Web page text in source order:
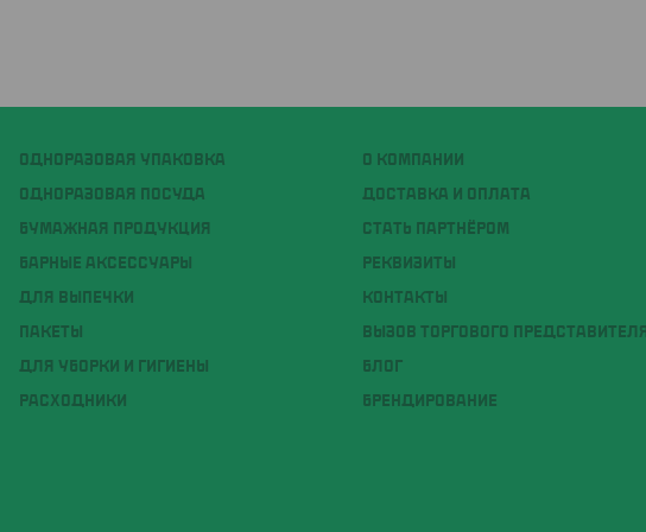
ОДНОРАЗОВАЯ УПАКОВКА
ОДНОРАЗОВАЯ ПОСУДА
БУМАЖНАЯ ПРОДУКЦИЯ
БАРНЫЕ АКСЕССУАРЫ
ДЛЯ ВЫПЕЧКИ
ПАКЕТЫ
ДЛЯ УБОРКИ И ГИГИЕНЫ
РАСХОДНИКИ
О КОМПАНИИ
ДОСТАВКА И ОПЛАТА
СТАТЬ ПАРТНЁРОМ
РЕКВИЗИТЫ
КОНТАКТЫ
ВЫЗОВ ТОРГОВОГО ПРЕДСТАВИТЕЛЯ
БЛОГ
БРЕНДИРОВАНИЕ